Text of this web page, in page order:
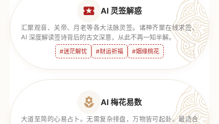
AI 灵签解惑
汇聚观音、关帝、月老等各大法脉灵签。诸神齐聚在线求签，
AI 深度解读签诗背后的古文深意，从此不再一知半解。
#迷茫解忧 #财运祈福 #姻缘桃花
AI 梅花易数
大道至简的心易占卜。无需复杂排盘，万物皆可起卦。最适合